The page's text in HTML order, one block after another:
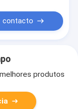
contacto
produtos